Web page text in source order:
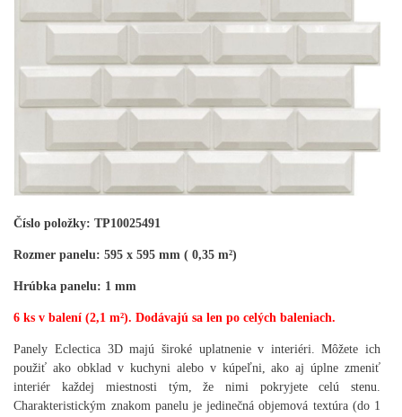
Číslo položky: TP10025491
Rozmer panelu: 595 x 595 mm ( 0,35 m²)
Hrúbka panelu: 1 mm
6 ks v balení (2,1 m²). Dodávajú sa len po celých baleniach.
Panely Eclectica 3D majú široké uplatnenie v interiéri. Môžete ich
použiť ako obklad v kuchyni alebo v kúpeľni, ako aj úplne zmeniť
interiér každej miestnosti tým, že nimi pokryjete celú stenu.
Charakteristickým znakom panelu je jedinečná objemová textúra (do 1